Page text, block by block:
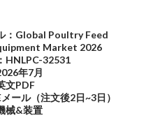
：Global Poultry Feed
Market 2026
HNLPC-32531
年7月
文PDF
ール（注文後2日~3日）
械&装置